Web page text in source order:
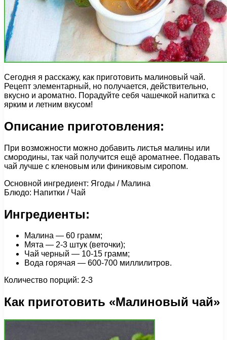
Сегодня я расскажу, как приготовить малиновый чай.
Рецепт элементарный, но получается, действительно,
вкусно и ароматно. Порадуйте себя чашечкой напитка с
ярким и летним вкусом!
Описание приготовления:
При возможности можно добавить листья малины или
смородины, так чай получится ещё ароматнее. Подавать
чай лучше с кленовым или финиковым сиропом.
Основной ингредиент: Ягоды / Малина
Блюдо: Напитки / Чай
Ингредиенты:
Малина — 60 грамм;
Мята — 2-3 штук (веточки);
Чай черный — 10-15 грамм;
Вода горячая — 600-700 миллилитров.
Количество порций: 2-3
Как приготовить «Малиновый чай»